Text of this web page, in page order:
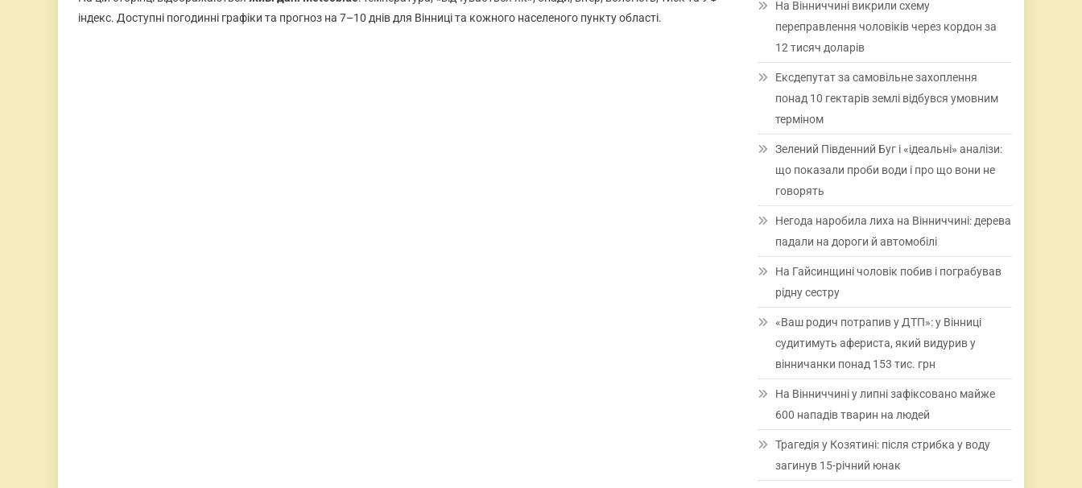
індекс. Доступні погодинні графіки та прогноз на 7–10 днів для Вінниці та кожного населеного пункту області.
На Вінниччині викрили схему
переправлення чоловіків через кордон за
12 тисяч доларів
Ексдепутат за самовільне захоплення
понад 10 гектарів землі відбувся умовним
терміном
Зелений Південний Буг і «ідеальні» аналізи:
що показали проби води і про що вони не
говорять
Негода наробила лиха на Вінниччині: дерева
падали на дороги й автомобілі
На Гайсинщині чоловік побив і пограбував
рідну сестру
«Ваш родич потрапив у ДТП»: у Вінниці
судитимуть афериста, який видурив у
вінничанки понад 153 тис. грн
На Вінниччині у липні зафіксовано майже
600 нападів тварин на людей
Трагедія у Козятині: після стрибка у воду
загинув 15-річний юнак